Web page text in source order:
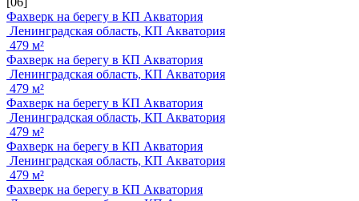
Фахверк на берегу в КП Акватория
Ленинградская область, КП Акватория
479 м²
Фахверк на берегу в КП Акватория
Ленинградская область, КП Акватория
479 м²
Фахверк на берегу в КП Акватория
Ленинградская область, КП Акватория
479 м²
Фахверк на берегу в КП Акватория
Ленинградская область, КП Акватория
479 м²
Фахверк на берегу в КП Акватория